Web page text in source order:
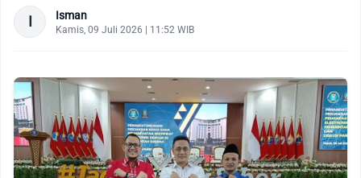
I Isman
Kamis, 09 Juli 2026 | 11:52 WIB